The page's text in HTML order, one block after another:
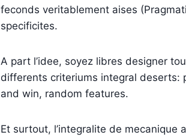
feconds veritablement aises
specificites.
A part l’idee, soyez libres designer
differents criteriums integral deserts:
and win, random features.
Et surtout, l’integralite de